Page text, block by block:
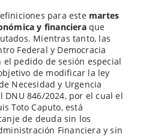
para este martes
y financieraque
Mientras tanto, las
Federal y Democracia
pedido de sesión especial
de modificar la ley
Necesidad y Urgencia
DNU 846/2024, por el cual el
Toto Caputo, está
de deuda sin los
Financiera y sin